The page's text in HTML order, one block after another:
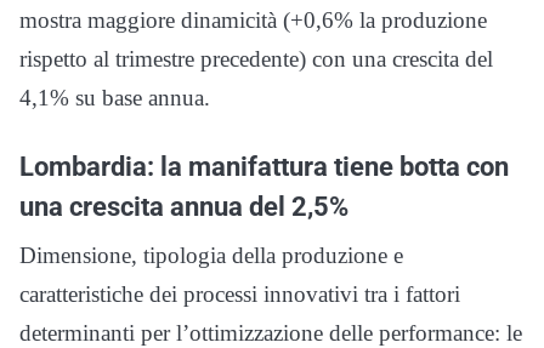
mostra maggiore dinamicità (+0,6% la produzione
rispetto al trimestre precedente) con una crescita del
4,1% su base annua.
Lombardia: la manifattura tiene botta con
una crescita annua del 2,5%
Dimensione, tipologia della produzione e
caratteristiche dei processi innovativi tra i fattori
determinanti per l’ottimizzazione delle performance: le